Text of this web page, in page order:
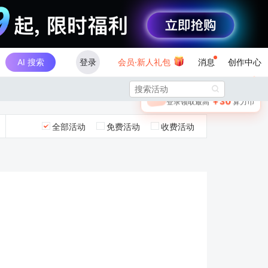
AI 搜索 登录 会员·新人礼包 消息 创作中心
🎁 未登录
登录领取最高￥30算力币

全部活动 免费活动 收费活动